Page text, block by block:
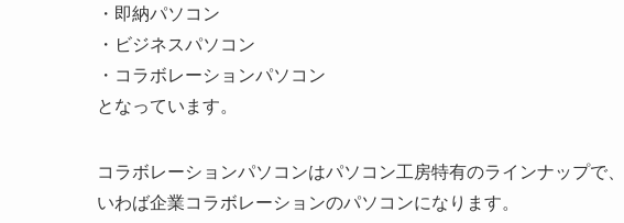
・即納パソコン
・ビジネスパソコン
・コラボレーションパソコン
となっています。
コラボレーションパソコンはパソコン工房特有のラインナップで、
いわば企業コラボレーションのパソコンになります。